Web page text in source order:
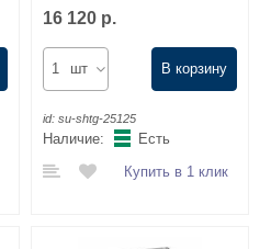
16 120 р.
шт В корзину
id: su-shtg-25125
Наличие:
Есть
Купить в 1 клик